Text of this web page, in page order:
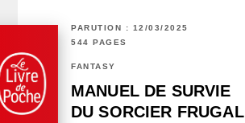
PARUTION : 12/03/2025
544 PAGES
FANTASY
MANUEL DE SURVIE
DU SORCIER FRUGAL